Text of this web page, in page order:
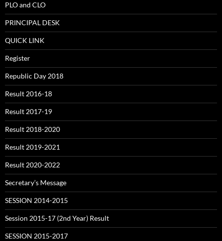
PLO and CLO
PRINCIPAL DESK
QUICK LINK
Register
Republic Day 2018
Result 2016-18
Result 2017-19
Result 2018-2020
Result 2019-2021
Result 2020-2022
Secretary’s Message
SESSION 2014-2015
Session 2015-17 (2nd Year) Result
SESSION 2015-2017